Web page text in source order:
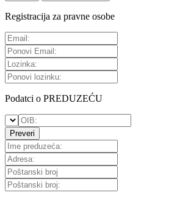
Registracija za pravne osobe
Podatci o PREDUZEĆU
Preveri